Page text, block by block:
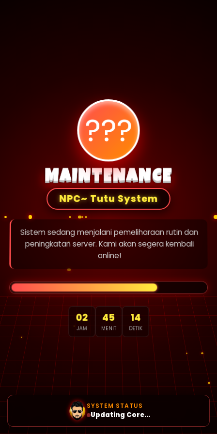
???
MAINTENANCE
NPC~ Tutu System
Sistem sedang menjalani pemeliharaan rutin dan
peningkatan server. Kami akan segera kembali
online!
02
JAM
45
MENIT
14
DETIK
SYSTEM STATUS
Updating Core...